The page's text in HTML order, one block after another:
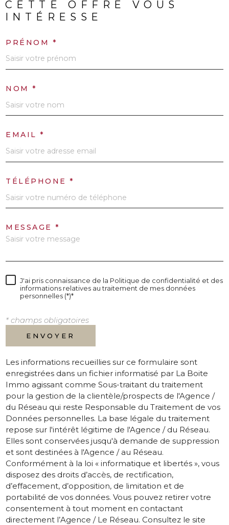
CETTE OFFRE
VOUS
INTÉRESSE
PRÉNOM *
NOM *
EMAIL *
TÉLÉPHONE *
MESSAGE *
J'ai pris connaissance de la Politique de confidentialité et des
informations relatives au traitement de mes données
personnelles (*)*
* champs obligatoires
ENVOYER
Les informations recueillies sur ce formulaire sont
enregistrées dans un fichier informatisé par La Boite
Immo agissant comme Sous-traitant du traitement
pour la gestion de la clientèle/prospects de l'Agence /
du Réseau qui reste Responsable du Traitement de vos
Données personnelles. La base légale du traitement
repose sur l'intérêt légitime de l'Agence / du Réseau.
Elles sont conservées jusqu'à demande de suppression
et sont destinées à l'Agence / au Réseau.
Conformément à la loi « informatique et libertés », vous
disposez des droits d’accès, de rectification,
d’effacement, d’opposition, de limitation et de
portabilité de vos données. Vous pouvez retirer votre
consentement à tout moment en contactant
directement l’Agence / Le Réseau. Consultez le site